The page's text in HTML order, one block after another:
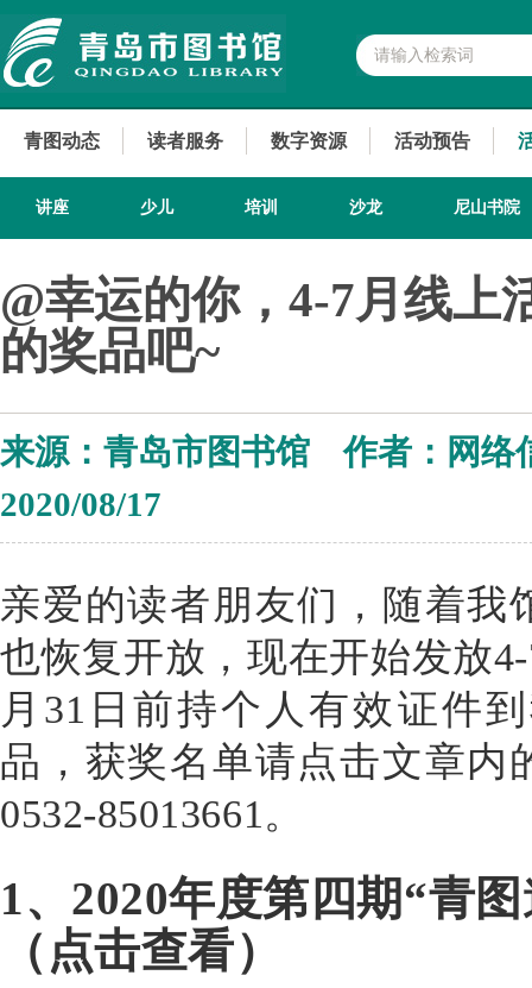
青图动态 读者服务 数字资源 活动预告
讲座 少儿 培训 沙龙 尼山书院
@幸运的你，4-7月线上
的奖品吧~
来源：青岛市图书馆 作者：网络
2020/08/17
亲爱的读者朋友们，随着我
也恢复开放，现在开始发放
月31日前持个人有效证件
品，获奖名单请点击文章内
0532-85013661。
1、 2020年度第四期“青
（点击查看）